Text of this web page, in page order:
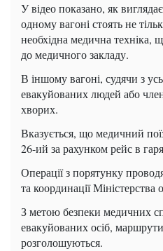
У відео показано, як
одному вагоні стоять не
необхідна медична техніка,
до медичного закладу.
В іншому вагоні, судячи з
евакуйованих людей або
хворих.
Вказується, що медичний
26-ий за рахунком рейс в
Операції з порятунку
та координації
З метою безпеки медичних
евакуйованих осіб,
розголошуються.